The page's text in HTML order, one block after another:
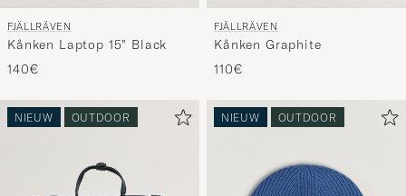
FJÄLLRÄVEN
Kånken Laptop 15" Black
140€
FJÄLLRÄVEN
Kånken Graphite
110€
NIEUW OUTDOOR NIEUW OUTDOOR